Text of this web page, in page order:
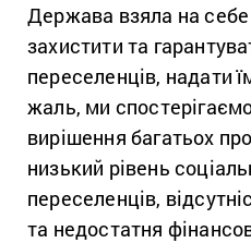
Держава взяла на себе
захистити та
переселенців, надати
жаль, ми
вирішення багатьох
низький рівень
переселенців,
та недостатня